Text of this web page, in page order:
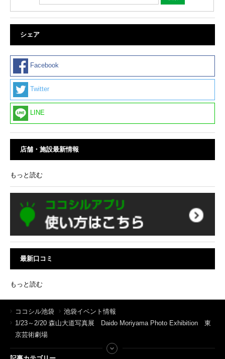
シェア
Facebook
Twitter
LINE
店舗・施設最新情報
もっと読む
最新口コミ
もっと読む
ココシル池袋
池袋イベント情報
1/23～2/20 森山大道写真展 Daido Moriyama Photo Exhibition 東
京芸術劇場